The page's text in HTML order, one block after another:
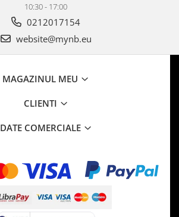
10:30 - 17:00
0212017154
website@mynb.eu
MAGAZINUL MEU
CLIENTI
DATE COMERCIALE